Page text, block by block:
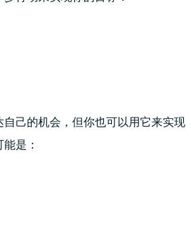
自己的机会，但你也可以用它来实现
是：